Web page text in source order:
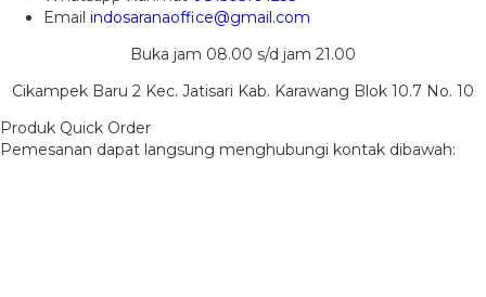
Email indosaranaoffice@gmail.com
Buka jam 08.00 s/d jam 21.00
Cikampek Baru 2 Kec. Jatisari Kab. Karawang Blok 10.7 No. 10
Produk Quick Order
Pemesanan dapat langsung menghubungi kontak dibawah: